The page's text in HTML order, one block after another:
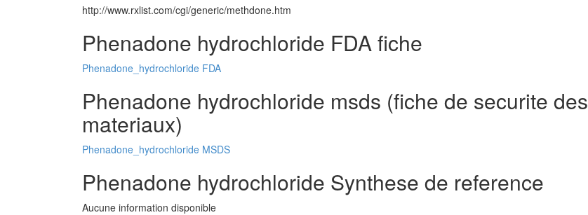
http://www.rxlist.com/cgi/generic/methdone.htm
Phenadone hydrochloride FDA fiche
Phenadone_hydrochloride FDA
Phenadone hydrochloride msds (fiche de securite des
materiaux)
Phenadone_hydrochloride MSDS
Phenadone hydrochloride Synthese de reference
Aucune information disponible